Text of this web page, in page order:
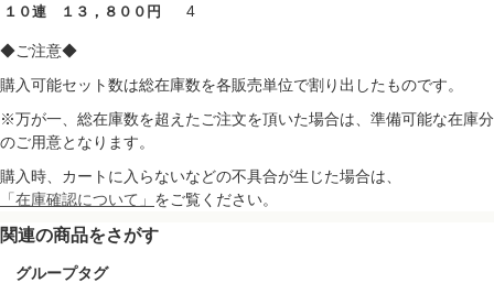
１０連 １３，８００円 4
◆ご注意◆
購入可能セット数は総在庫数を各販売単位で割り出したものです。
※万が一、総在庫数を超えたご注文を頂いた場合は、準備可能な在庫分
のご用意となります。
購入時、カートに入らないなどの不具合が生じた場合は、
「在庫確認について」 をご覧ください。
関連の商品をさがす
グループタグ